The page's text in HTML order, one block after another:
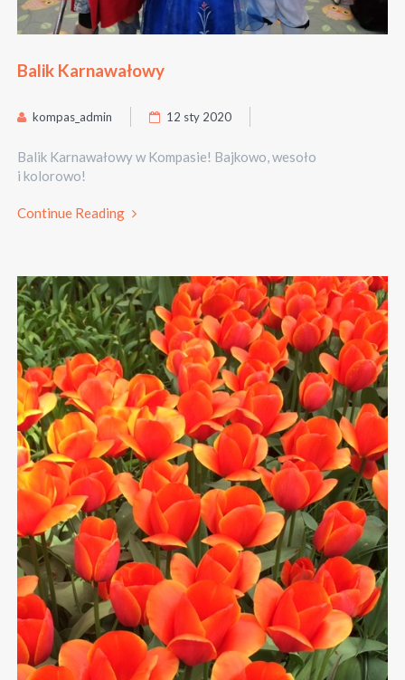
Balik Karnawałowy
kompas_admin 12 sty 2020
Balik Karnawałowy w Kompasie! Bajkowo, wesoło
i kolorowo!
Continue Reading